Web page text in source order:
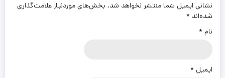
نشانی ایمیل شما منتشر نخواهد شد. بخش‌های موردنیاز علامت‌گذاری
شده‌اند *
نام *
ایمیل *